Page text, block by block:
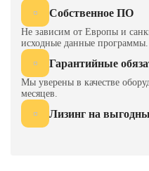
Габариты пресса (ПxЗ),
мм
Габариты пресса (ЛxП),
мм
Мощность двигателя, кВт
Собственное ПО
Не зависим от Европы и
исходные данные программы.
Гарантийные
Мы уверены в качестве
месяцев.
Лизинг на